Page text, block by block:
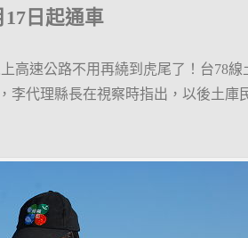
17日起通車
高速公路不用再繞到虎尾了！台78
李代理縣長在視察時指出，以後土庫